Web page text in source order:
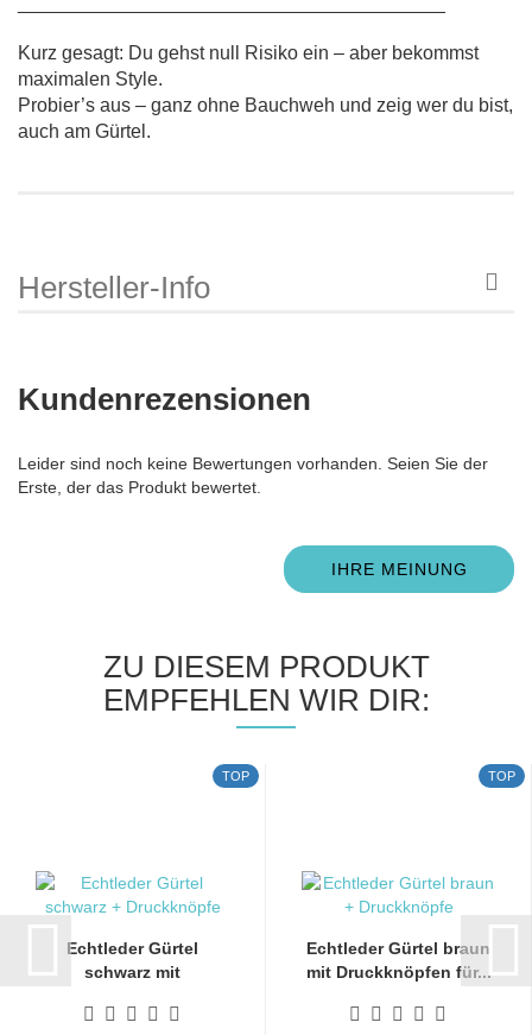
Kurz gesagt: Du gehst null Risiko ein – aber bekommst
maximalen Style.
Probier’s aus – ganz ohne Bauchweh und zeig wer du bist,
auch am Gürtel.
Hersteller-Info
Kundenrezensionen
Leider sind noch keine Bewertungen vorhanden. Seien Sie der
Erste, der das Produkt bewertet.
IHRE MEINUNG
ZU DIESEM PRODUKT
EMPFEHLEN WIR DIR:
TOP
Echtleder Gürtel
schwarz mit
TOP
Echtleder Gürtel braun
mit Druckknöpfen für...